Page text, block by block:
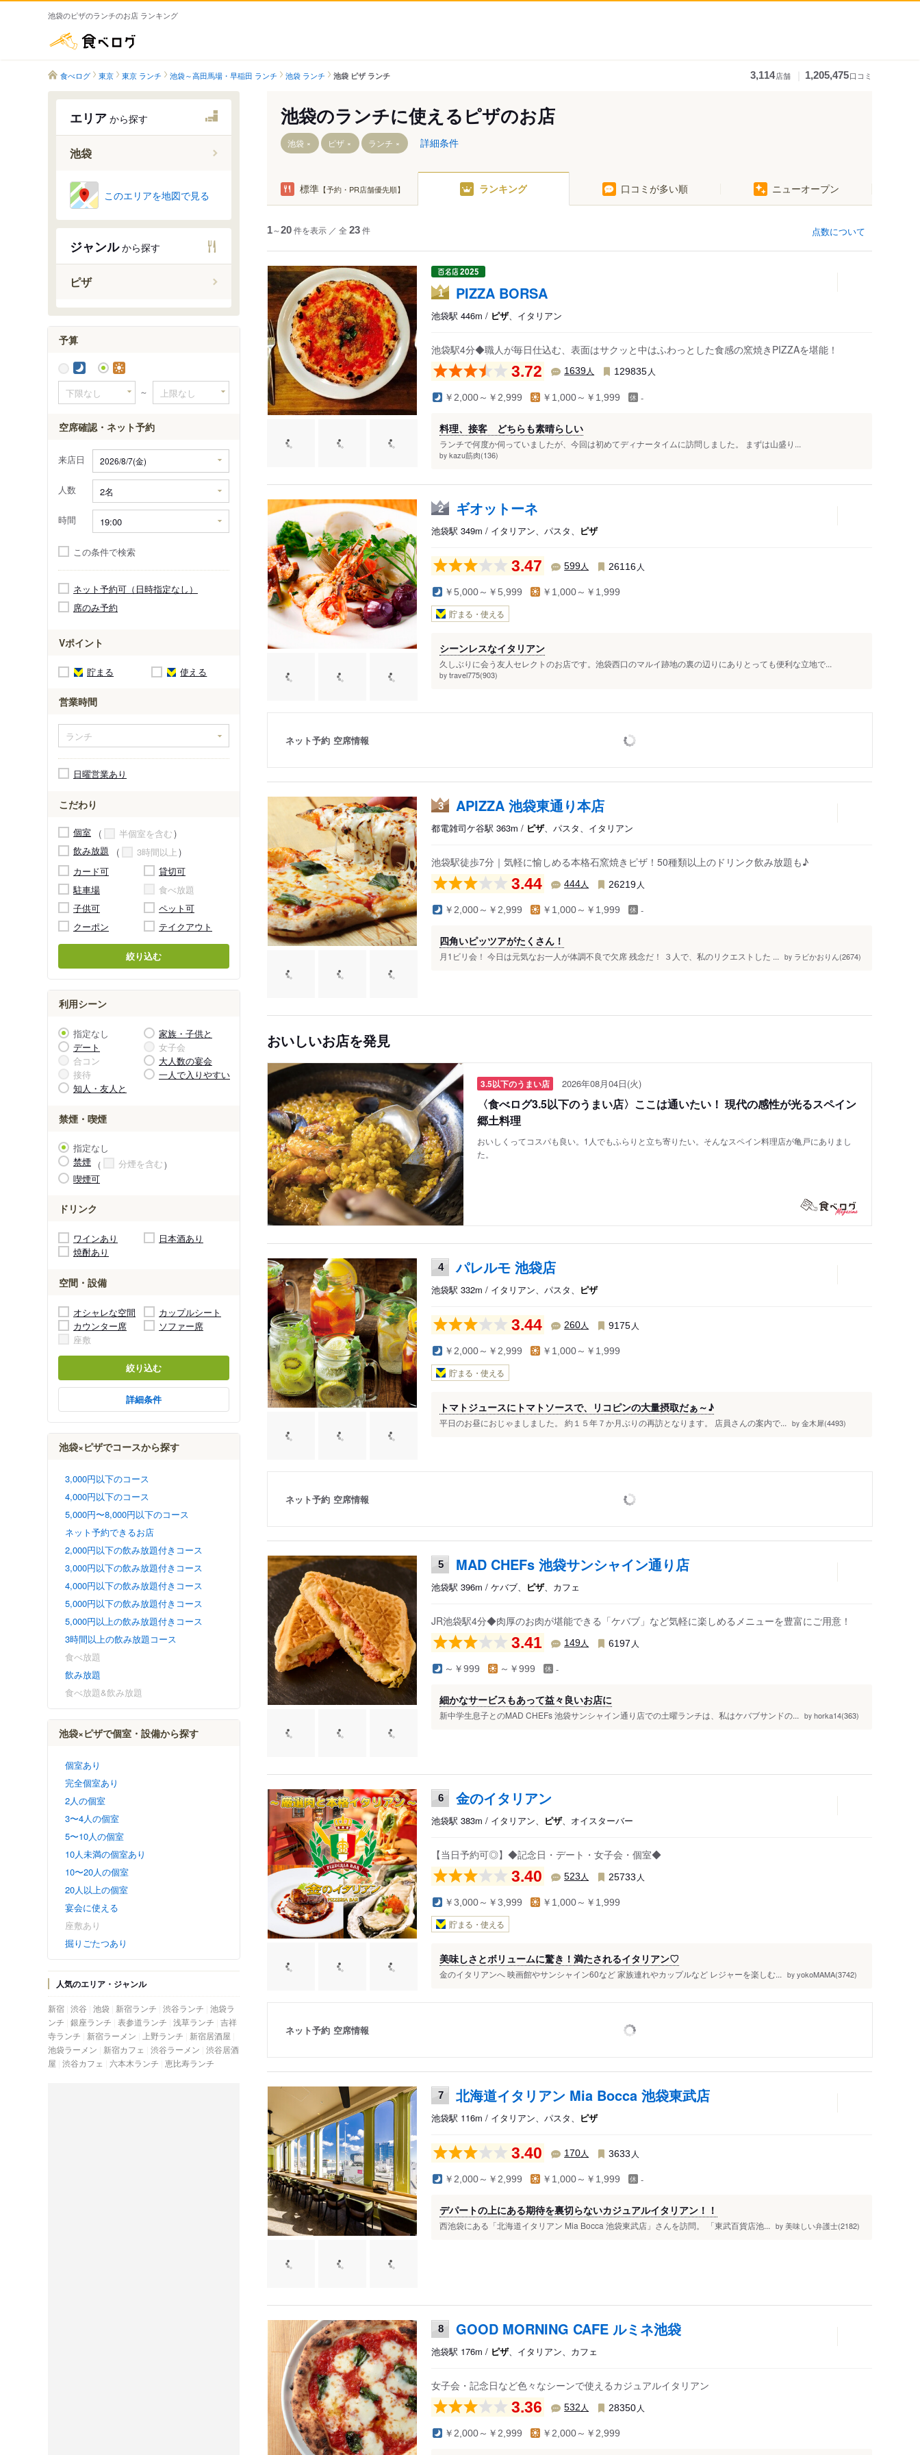
池袋のピザのランチのお店 ランキング
食べログ 東京 東京 ランチ 池袋～高田馬場・早稲田 ランチ 池袋 ランチ 池袋 ピザ ランチ 3,114店舗 1,205,475口コミ
エリア から探す
池袋
池袋駅
雑司が谷駅（東京メトロ）
東池袋四丁目駅
都電雑司ケ谷駅
このエリアを地図で見る
ジャンルから探す
ピザ
予算
～
空席確認・ネット予約
来店日
人数
時間
この条件で検索
ネット予約可（日時指定なし）
席のみ予約
Vポイント
貯まる 使える
営業時間
日曜営業あり
こだわり
個室
半個室を含む
飲み放題
3時間以上
カード可
貸切可
駐車場
食べ放題
子供可
ペット可
クーポン
テイクアウト
絞り込む
利用シーン
指定なし
家族・子供と
デート
女子会
合コン
大人数の宴会
接待
一人で入りやすい
知人・友人と
禁煙・喫煙
指定なし
禁煙
分煙を含む
喫煙可
ドリンク
ワインあり
日本酒あり
焼酎あり
空間・設備
オシャレな空間
カップルシート
カウンター席
ソファー席
座敷
絞り込む
詳細条件
池袋×ピザでコースから探す
3,000円以下のコース
4,000円以下のコース
5,000円〜8,000円以下のコース
ネット予約できるお店
2,000円以下の飲み放題付きコース
3,000円以下の飲み放題付きコース
4,000円以下の飲み放題付きコース
5,000円以下の飲み放題付きコース
5,000円以上の飲み放題付きコース
3時間以上の飲み放題コース
食べ放題
飲み放題
食べ放題&飲み放題
池袋×ピザで個室・設備から探す
個室あり
完全個室あり
2人の個室
3〜4人の個室
5〜10人の個室
10人未満の個室あり
10〜20人の個室
20人以上の個室
宴会に使える
座敷あり
掘りごたつあり
人気のエリア・ジャンル
新宿 渋谷 池袋 新宿ランチ 渋谷ランチ 池袋ラ
ンチ 銀座ランチ 表参道ランチ 浅草ランチ 吉祥
寺ランチ
新宿ラーメン 上野ランチ
新宿居酒屋
池袋ラーメン
新宿カフェ 渋谷ラーメン 渋谷居酒
屋 渋谷カフェ 六本木ランチ 恵比寿ランチ
池袋のランチに使えるピザのお店
池袋 ピザ ランチ 詳細条件
標準【予約・PR店舗優先順】 ランキング 口コミが多い順 ニューオープン
点数について
1～20件を表示 ／ 全 23件
1 PIZZA BORSA
池袋駅 446m / ピザ、イタリアン
池袋駅4分◆職人が毎日仕込む、表面はサクッと中はふわっとした食感の窯焼きPIZZAを堪能！
3.72 1639人 129835 人
￥2,000～￥2,999 ￥1,000～￥1,999 -
料理、接客 どちらも素晴らしい
ランチで何度か伺っていましたが、今回は初めてディナータイムに訪問しました。 まずは山盛り...
by kazu筋肉(136)
2 ギオットーネ
池袋駅 349m / イタリアン、パスタ、 ピザ
3.47 599人 26116 人
￥5,000～￥5,999 ￥1,000～￥1,999
貯まる・使える
シーンレスなイタリアン
久しぶりに会う友人セレクトのお店です。池袋西口のマルイ跡地の裏の辺りにありとっても便利な立地で...
by travel775(903)
ネット予約 空席情報
3 APIZZA 池袋東通り本店
都電雑司ケ谷駅 363m / ピザ、パスタ、イタリアン
池袋駅徒歩7分｜気軽に愉しめる本格石窯焼きピザ！50種類以上のドリンク飲み放題も♪
3.44 444人 26219 人
￥2,000～￥2,999 ￥1,000～￥1,999 -
四角いピッツアがたくさん！
月1ビリ会！ 今日は元気なお一人が体調不良で欠席 残念だ！ ３人で、私のリクエストした ... by ラビかおりん(2674)
おいしいお店を発見
3.5以下のうまい店 2026年08月04日(火)
〈食べログ3.5以下のうまい店〉ここは通いたい！ 現代の感性が光るスペイン
郷土料理
おいしくってコスパも良い。1人でもふらりと立ち寄りたい。そんなスペイン料理店が亀戸にありまし
た。
4 パレルモ 池袋店
池袋駅 332m / イタリアン、パスタ、 ピザ
3.44 260人 9175 人
￥2,000～￥2,999 ￥1,000～￥1,999
貯まる・使える
トマトジュースにトマトソースで、リコピンの大量摂取だぁ～♪
平日のお昼におじゃましました。 約１５年７か月ぶりの再訪となります。 店員さんの案内で... by 金木犀(4493)
ネット予約 空席情報
5 MAD CHEFs 池袋サンシャイン通り店
池袋駅 396m / ケバブ、 ピザ、カフェ
JR池袋駅4分◆肉厚のお肉が堪能できる「ケバブ」など気軽に楽しめるメニューを豊富にご用意！
3.41 149人 6197 人
～￥999 ～￥999 -
細かなサービスもあって益々良いお店に
新中学生息子とのMAD CHEFs 池袋サンシャイン通り店での土曜ランチは、私はケバブサンドの... by horka14(363)
6 金のイタリアン
池袋駅 383m / イタリアン、 ピザ、オイスターバー
【当日予約可◎】◆記念日・デート・女子会・個室◆
3.40 523 人 25733 人
￥3,000～￥3,999 ￥1,000～￥1,999
貯まる・使える
美味しさとボリュームに驚き！満たされるイタリアン♡
金のイタリアンへ 映画館やサンシャイン60など 家族連れやカップルなど レジャーを楽しむ... by yokoMAMA(3742)
ネット予約 空席情報
7 北海道イタリアン Mia Bocca 池袋東武店
池袋駅 116m / イタリアン、パスタ、 ピザ
3.40 170人 3633 人
￥2,000～￥2,999 ￥1,000～￥1,999 -
デパートの上にある期待を裏切らないカジュアルイタリアン！！
西池袋にある「北海道イタリアン Mia Bocca 池袋東武店」さんを訪問。 「東武百貨店池... by 美味しい弁護士(2182)
8 GOOD MORNING CAFE ルミネ池袋
池袋駅 176m / ピザ、イタリアン、カフェ
女子会・記念日など色々なシーンで使えるカジュアルイタリアン
3.36 532 人 28350 人
￥2,000～￥2,999 ￥2,000～￥2,999